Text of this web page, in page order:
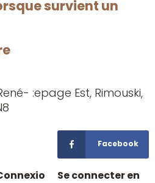
survient un
de sympathie,
de faire vos dons
des Maladies du cœur du
:epage Est, Rimouski,
Facebook
Se connecter en